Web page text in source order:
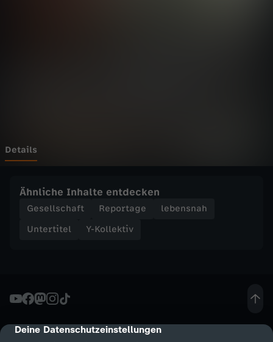
cmp-dialog-description
Deine Datenschutzeinstellungen
Z
w
i
h
e
Details
Ähnliche Inhalte entdecken
Gesellschaft Reportage
lebensnah
Untertitel
Y-Kollektiv